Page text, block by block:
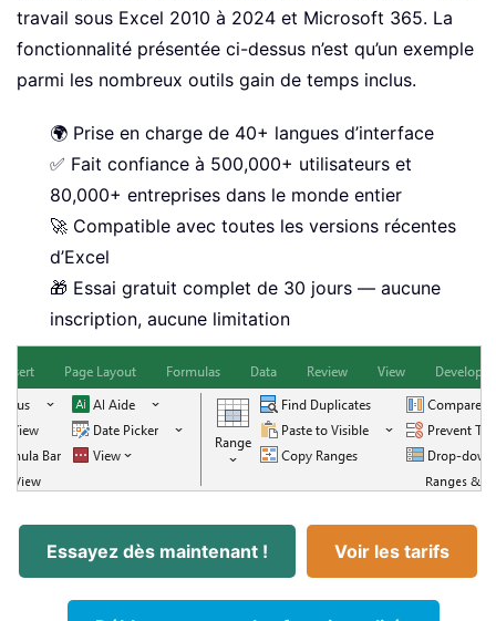
travail sous Excel 2010 à 2024 et Microsoft 365. La
fonctionnalité présentée ci-dessus n’est qu’un exemple
parmi les nombreux outils gain de temps inclus.
🌍 Prise en charge de 40+ langues d’interface
✅ Fait confiance à 500,000+ utilisateurs et
80,000+ entreprises dans le monde entier
🚀 Compatible avec toutes les versions récentes
d’Excel
🎁 Essai gratuit complet de 30 jours — aucune
inscription, aucune limitation
Essayez dès maintenant ! Voir les tarifs